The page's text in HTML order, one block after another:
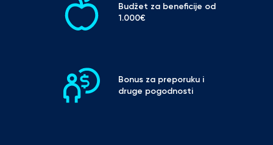
Budžet za beneficije od
1.000€
Bonus za preporuku i
druge pogodnosti